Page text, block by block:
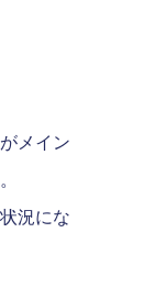
メイン
況にな